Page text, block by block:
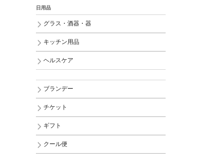
日用品
グラス・酒器・器
キッチン用品
ヘルスケア
ブランデー
チケット
ギフト
クール便